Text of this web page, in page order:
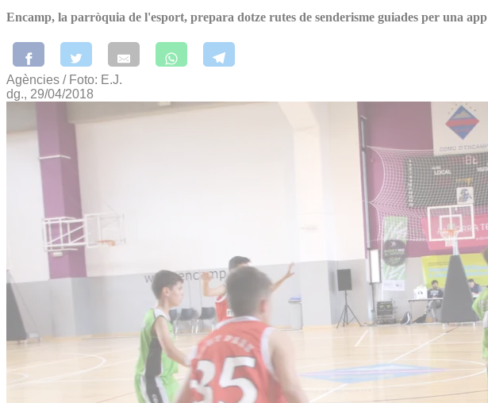
Encamp, la parròquia de l'esport, prepara dotze rutes de senderisme guiades per una app
Agències / Foto: E.J.
dg., 29/04/2018